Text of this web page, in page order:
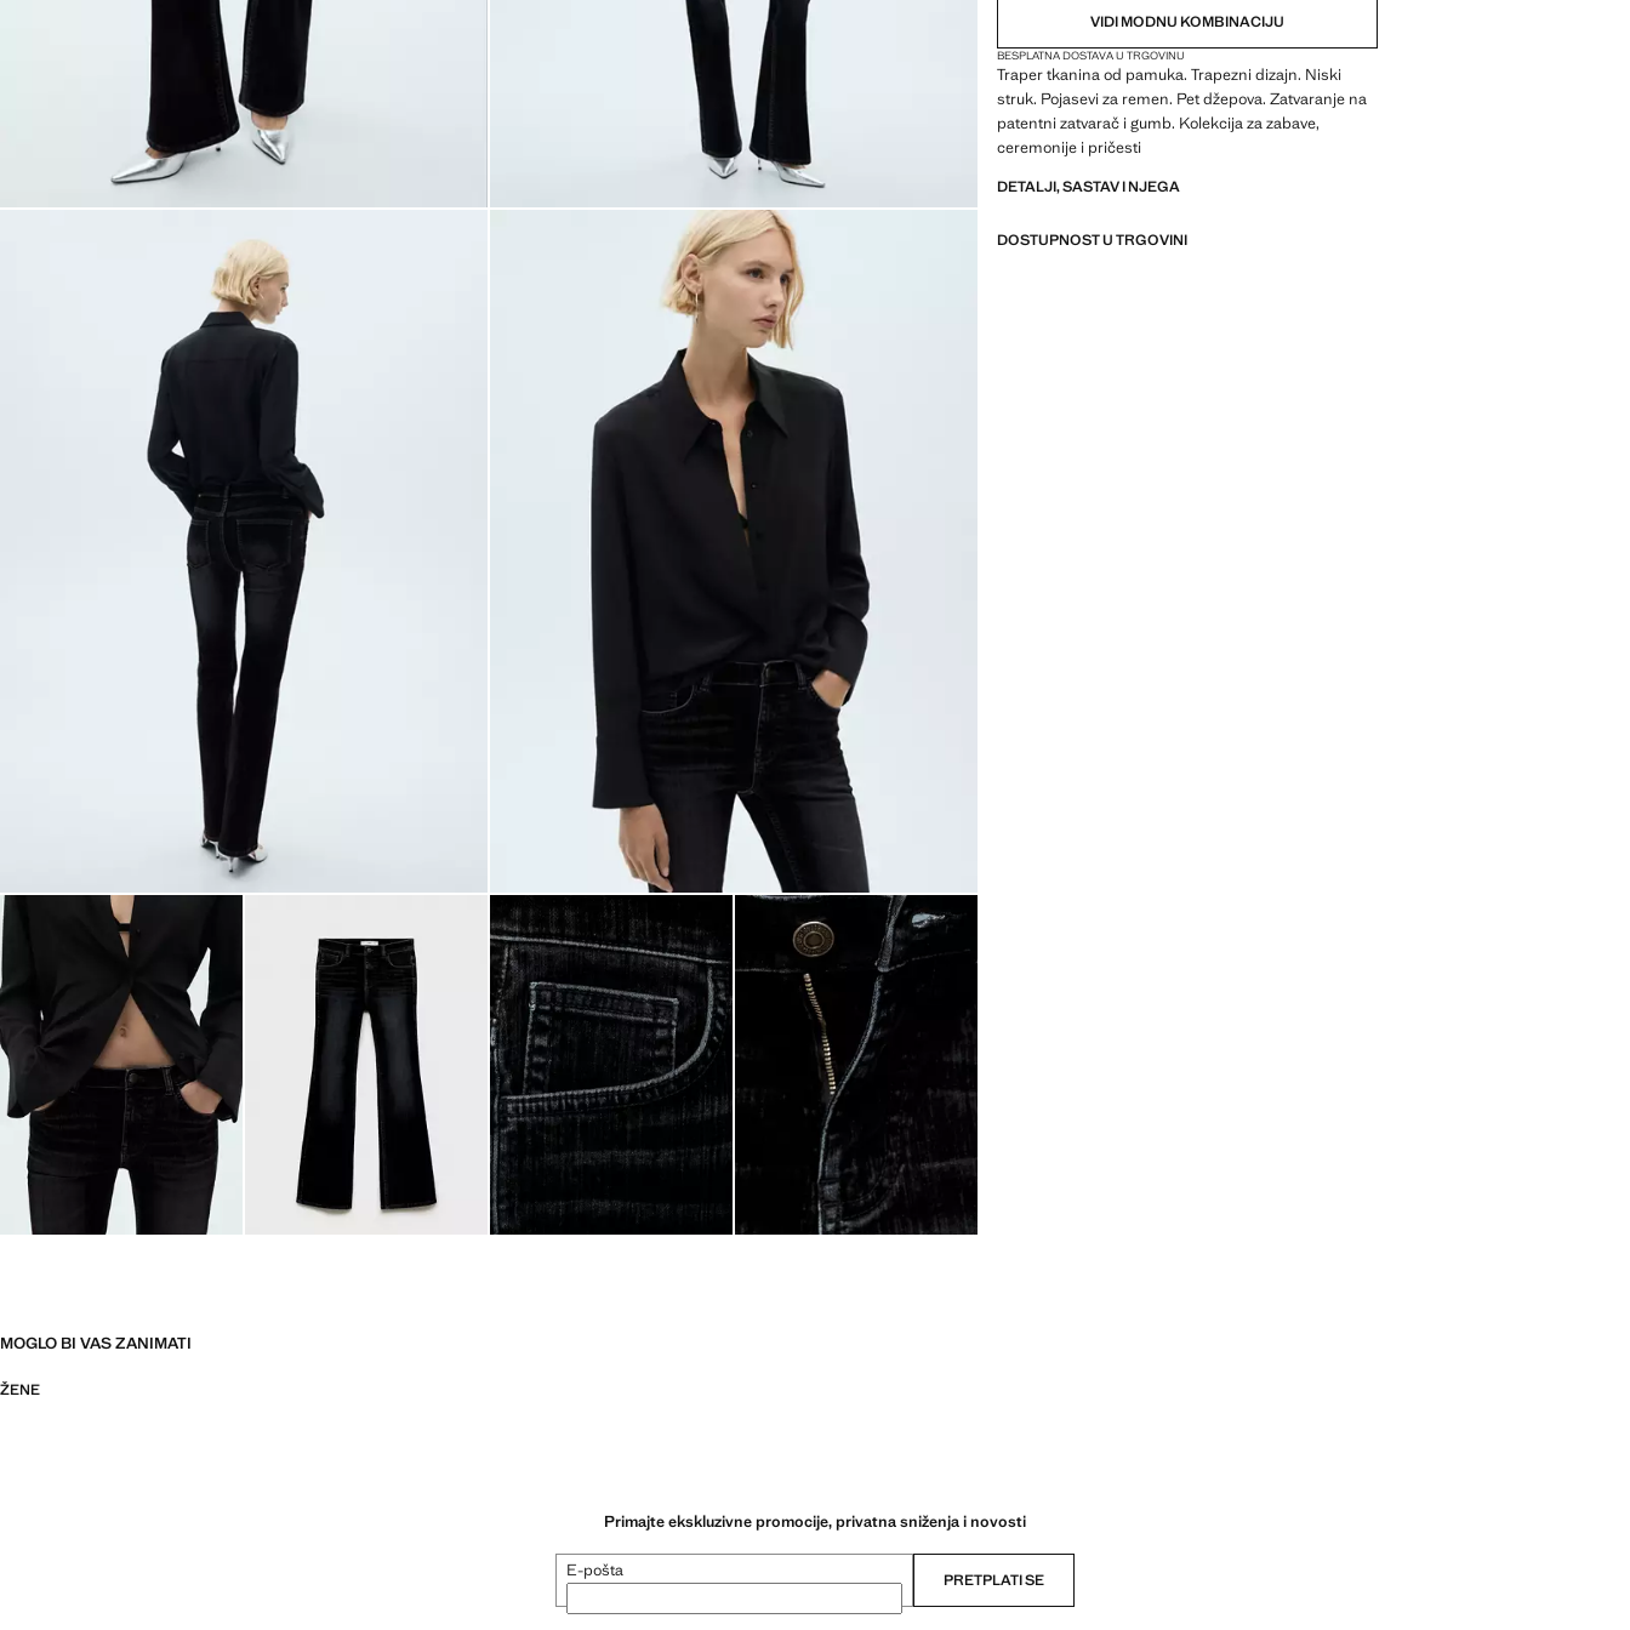
VIDI MODNU KOMBINACIJU
BESPLATNA DOSTAVA U TRGOVINU
Traper tkanina od pamuka. Trapezni dizajn. Niski
struk. Pojasevi za remen. Pet džepova. Zatvaranje na
patentni zatvarač i gumb. Kolekcija za zabave,
ceremonije i pričesti
DETALJI, SASTAV I NJEGA
DOSTUPNOST U TRGOVINI
MOGLO BI VAS ZANIMATI
ŽENE
Primajte ekskluzivne promocije, privatna sniženja i novosti
E-pošta PRETPLATI SE